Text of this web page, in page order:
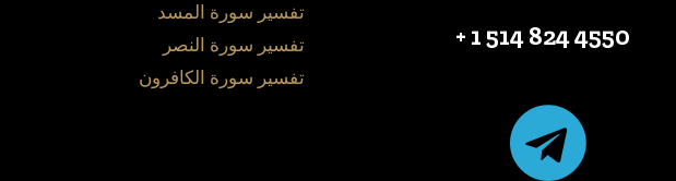
4550 824 514 1 +
تفسير سورة المسد
تفسير سورة النصر
تفسير سورة الكافرون